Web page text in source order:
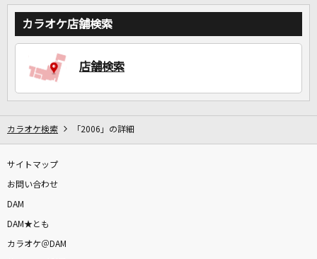
カラオケをもっと楽しもう！
カラオケ店舗検索
店舗検索
カラオケ検索 「2006」の詳細
サイトマップ
お問い合わせ
DAM
DAM★とも
カラオケ＠DAM